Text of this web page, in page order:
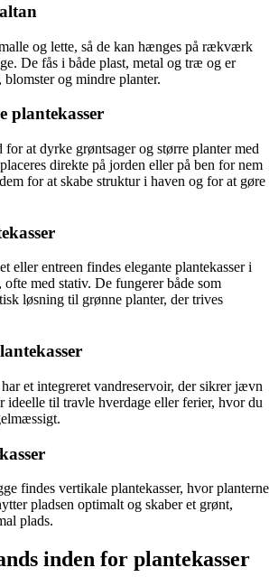
og lette, så de kan hænges på rækværk
De fås i både plast, metal og træ og er
og mindre planter.
plantekasser
at dyrke grøntsager og større planter med
direkte på jorden eller på ben for nem
for at skabe struktur i haven og for at gøre
eller entreen findes elegante plantekasser i
med stativ. De fungerer både som
løsning til grønne planter, der trives
et integreret vandreservoir, der sikrer jævn
ideelle til travle hverdage eller ferier, hvor du
findes vertikale plantekasser, hvor planterne
pladsen optimalt og skaber et grønt,
plads.
inden for plantekasser